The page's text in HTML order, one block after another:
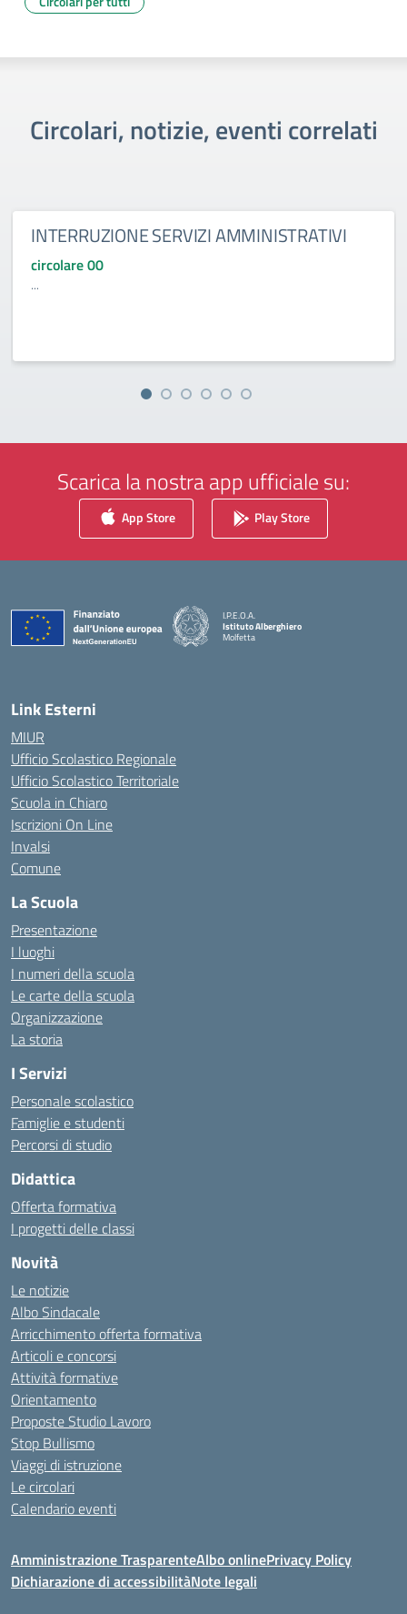
Circolari, notizie, eventi correlati
INTERRUZIONE SERVIZI AMMINISTRATIVI
circolare 00
...
Scarica la nostra app ufficiale su:
App Store Play Store
I.P.E.O.A.
Istituto Alberghiero
Molfetta
Link Esterni
MIUR
Ufficio Scolastico Regionale
Ufficio Scolastico Territoriale
Scuola in Chiaro
Iscrizioni On Line
Invalsi
Comune
La Scuola
Presentazione
I luoghi
I numeri della scuola
Le carte della scuola
Organizzazione
La storia
I Servizi
Personale scolastico
Famiglie e studenti
Percorsi di studio
Didattica
Offerta formativa
I progetti delle classi
Novità
Le notizie
Albo Sindacale
Arricchimento offerta formativa
Articoli e concorsi
Attività formative
Orientamento
Proposte Studio Lavoro
Stop Bullismo
Viaggi di istruzione
Le circolari
Calendario eventi
Amministrazione TrasparenteAlbo onlinePrivacy Policy
Dichiarazione di accessibilitàNote legali